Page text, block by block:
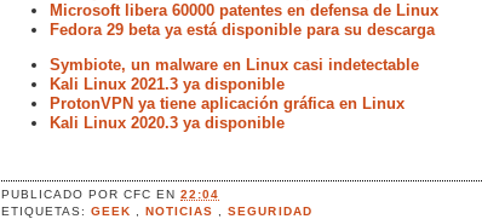
Microsoft libera 60000 patentes en defensa de Linux
Fedora 29 beta ya está disponible para su descarga
Symbiote, un malware en Linux casi indetectable
Kali Linux 2021.3 ya disponible
ProtonVPN ya tiene aplicación gráfica en Linux
Kali Linux 2020.3 ya disponible
PUBLICADO PORCFCEN22:04
ETIQUETAS:GEEK ,NOTICIAS ,SEGURIDAD